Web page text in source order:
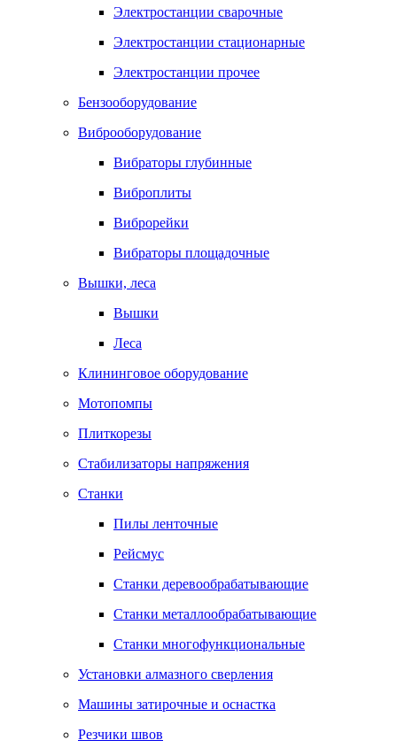
Электростанции сварочные
Электростанции стационарные
Электростанции прочее
Бензооборудование
Виброоборудование
Вибраторы глубинные
Виброплиты
Виброрейки
Вибраторы площадочные
Вышки, леса
Вышки
Леса
Клининговое оборудование
Мотопомпы
Плиткорезы
Стабилизаторы напряжения
Станки
Пилы ленточные
Рейсмус
Станки деревообрабатывающие
Станки металлообрабатывающие
Станки многофункциональные
Установки алмазного сверления
Машины затирочные и оснастка
Резчики швов